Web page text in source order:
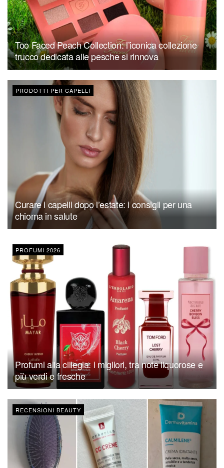
Too Faced Peach Collection: l’iconica collezione
trucco dedicata alle pesche si rinnova
PRODOTTI PER CAPELLI
Curare i capelli dopo l’estate: i consigli per una
chioma in salute
PROFUMI 2026
Profumi alla ciliegia: i migliori, tra note liquorose e
più verdi e fresche
RECENSIONI BEAUTY